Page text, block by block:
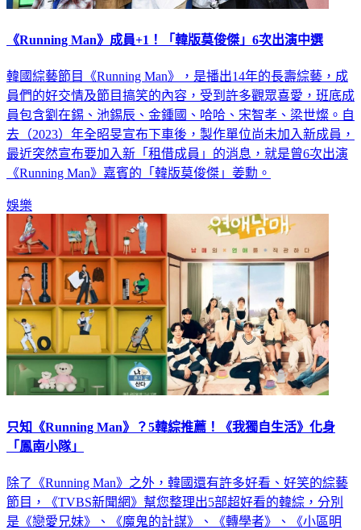
《Running Man》成員+1！「韓版莫俊傑」6次出演中選
韓國綜藝節目《Running Man》，是播出14年的長壽綜藝，成
員們的好交情及節目搞笑的內容，受到許多觀眾喜愛，班底成
員包含劉在錫、池錫辰、金鍾國、哈哈、宋智孝、梁世燦。自
去（2023）年全昭旻宣布下車後，製作單位尚未加入新成員，
最近突然宣布要加入新「租借成員」的消息，就是曾6次出演
《Running Man》嘉賓的「韓版莫俊傑」姜勳。
娛樂
只知《Running Man》？5韓綜推薦！《我獨自生活》化身
「鳳南小隊」
除了《Running Man》之外，韓國還有許多好看、好笑的綜藝
節目，《TVBS新聞網》幫您整理出5部超好看的韓綜，分別
是《戀愛兄妹》、《魔鬼的計謀》、《轉學者》、《小區明